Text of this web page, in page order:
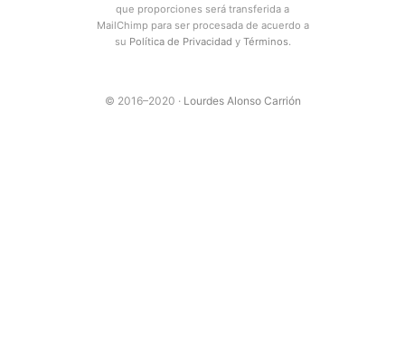
que proporciones será transferida a
MailChimp para ser procesada de acuerdo a
su Política de Privacidad y Términos.
© 2016–2020 · Lourdes Alonso Carrión